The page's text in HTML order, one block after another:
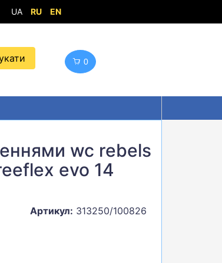
UA RU EN
0
wc rebels
evo 14
Артикул: 313250/100826